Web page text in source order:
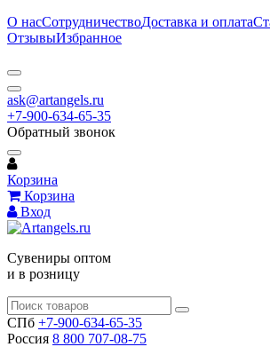
О насСотрудничествоДоставка и оплата
ОтзывыИзбранное
ask@artangels.ru
+7-900-634-65-35
Обратный звонок
Корзина
Корзина
Вход
Сувениры оптом
и в розницу
СПб +7-900-634-65-35
Россия 8 800 707-08-75